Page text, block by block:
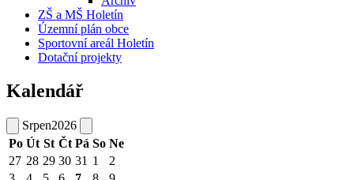
ZŠ a MŠ Holetín
Územní plán obce
Sportovní areál Holetín
Dotační projekty
Kalendář
Srpen2026
Po Út St Čt Pá So Ne
27 28 29 30 31 1
2